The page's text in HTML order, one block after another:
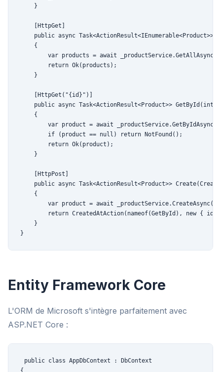
    }
    [HttpGet]
public async Task<ActionResult<IEnumerable<Product>>>
    {
var products = await
        return Ok(products);
    }
    [HttpGet("{id}")]
public async Task<ActionResult<Product>> GetById(int
    {
var product = await
        if (product == null) return NotFound();
        return Ok(product);
    }
    [HttpPost]
public async Task<ActionResult<Product>>
    {
var product = await
return CreatedAtAction(nameof(GetById), new { id
    }
}
Entity Framework Core
L'ORM de Microsoft s'intègre parfaitement avec
ASP.NET Core :
public class AppDbContext : DbContext
{